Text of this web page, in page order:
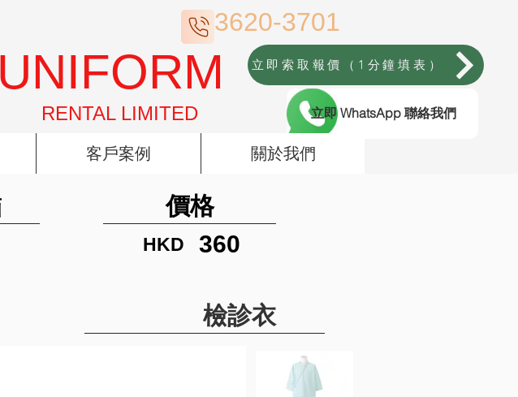
3620-3701
RENTAL LIMITED
立即索取報價（1分鐘填表）
立即 WhatsApp 聯絡我們
客戶案例 關於我們
價格
HKD 360
檢診衣